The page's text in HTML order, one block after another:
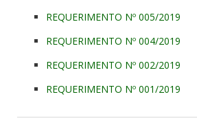
REQUERIMENTO Nº 005/2019
REQUERIMENTO Nº 004/2019
REQUERIMENTO Nº 002/2019
REQUERIMENTO Nº 001/2019